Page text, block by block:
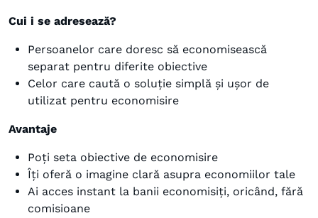
Cui i se adresează?
Persoanelor care doresc să economisească
separat pentru diferite obiective
Celor care caută o soluție simplă și ușor de
utilizat pentru economisire
Avantaje
Poți seta obiective de economisire
Îți oferă o imagine clară asupra economiilor tale
Ai acces instant la banii economisiți, oricând, fără
comisioane